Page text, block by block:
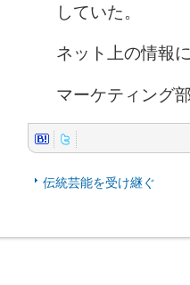
していた。
ネット上の情報
マーケティング
伝統芸能を受け継ぐ